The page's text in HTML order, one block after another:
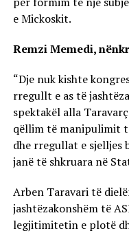
e Mickoskit.
Remzi Memedi,
“Dje nuk kishte
rregullt e as të
spektakël alla
qëllim të manipulimit
dhe rregullat e sjelljes
janë të shkruara në
Arben Taravari të
jashtëzakonshëm të
legjitimitetin e plotë